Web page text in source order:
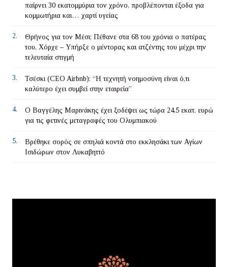
παίρνει 30 εκατομμύρια τον χρόνο, προβλέπονται έξοδα για
κομμωτήρια και… χαρτί υγείας
2.
Θρήνος για τον Μέσι: Πέθανε στα 68 του χρόνια ο πατέρας
του, Χόρχε – Υπήρξε ο μέντορας και ατζέντης του μέχρι την
τελευταία στιγμή
3.
Τσέσκι (CEO Airbnb): “Η τεχνητή νοημοσύνη είναι ό,τι
καλύτερο έχει συμβεί στην εταιρεία”
4.
Ο Βαγγέλης Μαρινάκης έχει ξοδέψει ως τώρα 24,5 εκατ. ευρώ
για τις φετινές μεταγραφές του Ολυμπιακού
5.
Βρέθηκε σορός σε σπηλιά κοντά στο εκκλησάκι των Αγίων
Ισιδώρων στον Λυκαβηττό